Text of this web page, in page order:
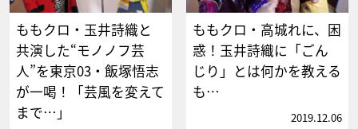
ももクロ・玉井詩織と
共演した“モノノフ芸
人”を東京03・飯塚悟志
が一喝！「芸風を変えて
まで…」
ももクロ・高城れに、困
惑！玉井詩織に「ごん
じり」とは何かを教える
も…
2019.12.06